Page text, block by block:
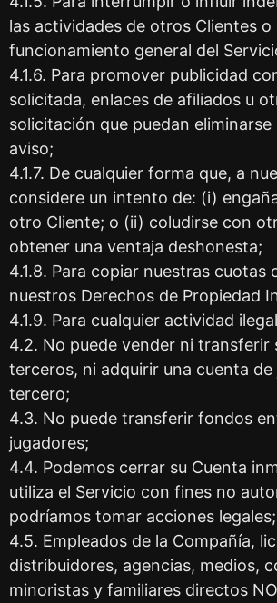
las actividades de otros Clientes o
funcionamiento general del
4.1.6. Para promover publicidad
solicitada, enlaces de afiliados u
solicitación que puedan eliminarse
aviso;
4.1.7. De cualquier forma que, a
considere un intento de: (i)
otro Cliente; o (ii) coludirse con
obtener una ventaja deshonesta;
4.1.8. Para copiar nuestras cuotas
nuestros Derechos de Propiedad
4.1.9. Para cualquier actividad
4.2. No puede vender ni transferir
terceros, ni adquirir una cuenta de
tercero;
4.3. No puede transferir fondos
jugadores;
4.4. Podemos cerrar su Cuenta
utiliza el Servicio con fines no
podríamos tomar acciones legales;
4.5. Empleados de la Compañía,
distribuidores, agencias, medios,
minoristas y familiares directos